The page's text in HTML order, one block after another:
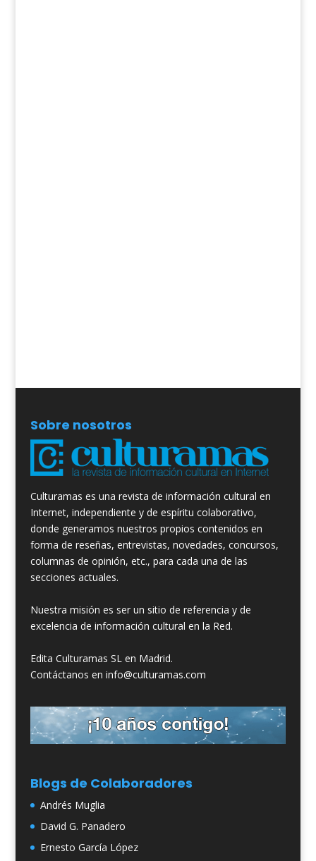
Sobre nosotros
Culturamas es una revista de información cultural en
Internet, independiente y de espíritu colaborativo,
donde generamos nuestros propios contenidos en
forma de reseñas, entrevistas, novedades, concursos,
columnas de opinión, etc., para cada una de las
secciones actuales.
Nuestra misión es ser un sitio de referencia y de
excelencia de información cultural en la Red.
Edita Culturamas SL en Madrid.
Contáctanos en info@culturamas.com
Blogs de Colaboradores
Andrés Muglia
David G. Panadero
Ernesto García López